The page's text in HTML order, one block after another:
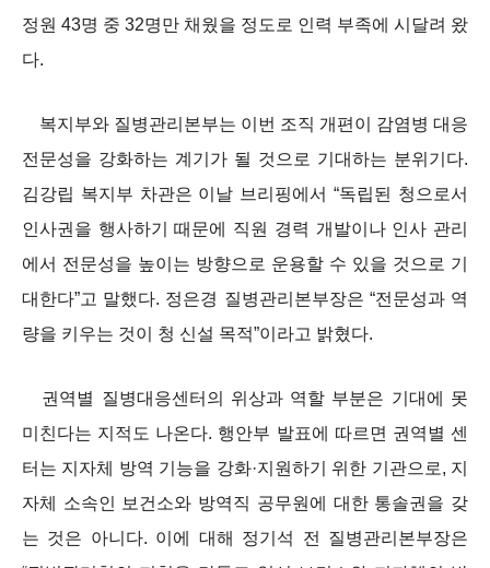
정원 43명 중 32명만 채웠을 정도로 인력 부족에 시달려 왔
다.
복지부와 질병관리본부는 이번 조직 개편이 감염병 대응
전문성을 강화하는 계기가 될 것으로 기대하는 분위기다.
김강립 복지부 차관은 이날 브리핑에서 “독립된 청으로서
인사권을 행사하기 때문에 직원 경력 개발이나 인사 관리
에서 전문성을 높이는 방향으로 운용할 수 있을 것으로 기
대한다”고 말했다. 정은경 질병관리본부장은 “전문성과 역
량을 키우는 것이 청 신설 목적”이라고 밝혔다.
권역별 질병대응센터의 위상과 역할 부분은 기대에 못
미친다는 지적도 나온다. 행안부 발표에 따르면 권역별 센
터는 지자체 방역 기능을 강화·지원하기 위한 기관으로, 지
자체 소속인 보건소와 방역직 공무원에 대한 통솔권을 갖
는 것은 아니다. 이에 대해 정기석 전 질병관리본부장은